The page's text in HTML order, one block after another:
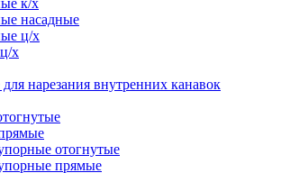
к/х
насадные
ц/х
х
нарезания внутренних канавок
отогнутые
прямые